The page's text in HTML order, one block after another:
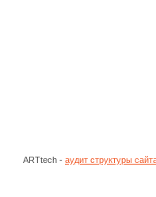
ARTtech - аудит структуры